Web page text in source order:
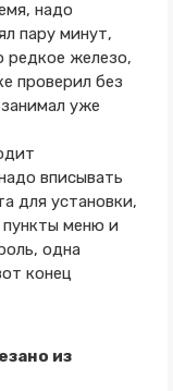
надо
пару минут,
редкое железо,
проверил без
уже
вписывать
для установки,
меню и
одна
конец
из